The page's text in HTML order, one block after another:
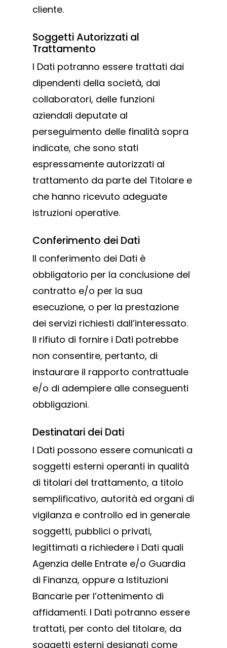
cliente.
Soggetti Autorizzati al
Trattamento
I Dati potranno essere trattati dai
dipendenti della società, dai
collaboratori, delle funzioni
aziendali deputate al
perseguimento delle finalità sopra
indicate, che sono stati
espressamente autorizzati al
trattamento da parte del Titolare e
che hanno ricevuto adeguate
istruzioni operative.
Conferimento dei Dati
Il conferimento dei Dati è
obbligatorio per la conclusione del
contratto e/o per la sua
esecuzione, o per la prestazione
dei servizi richiesti dall’interessato.
Il rifiuto di fornire i Dati potrebbe
non consentire, pertanto, di
instaurare il rapporto contrattuale
e/o di adempiere alle conseguenti
obbligazioni.
Destinatari dei Dati
I Dati possono essere comunicati a
soggetti esterni operanti in qualità
di titolari del trattamento, a titolo
semplificativo, autorità ed organi di
vigilanza e controllo ed in generale
soggetti, pubblici o privati,
legittimati a richiedere i Dati quali
Agenzia delle Entrate e/o Guardia
di Finanza, oppure a Istituzioni
Bancarie per l’ottenimento di
affidamenti. I Dati potranno essere
trattati, per conto del titolare, da
soggetti esterni designati come
Prodotti
copripilastro
Do It Yourself
Lavora con noi